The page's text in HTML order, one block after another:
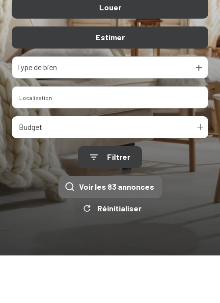
Louer
Estimer
Type de bien
Budget
Filtrer
Voir les 83annonces
Réinitialiser